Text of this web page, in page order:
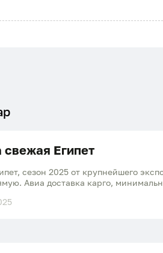
свежая Египет
сезон 2025 от крупнейшего
Авиа доставка карго,
в момент загрузки, поддержка на